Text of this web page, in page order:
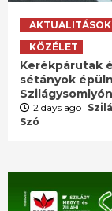
AKTUALITÁSOK
KÖZÉLET
Kerékpárutak
sétányok
Szilágysomlyón
2 days ago
Szó